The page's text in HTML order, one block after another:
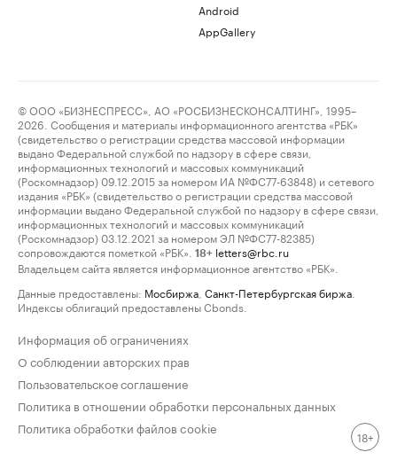
Android
AppGallery
© ООО «БИЗНЕСПРЕСС», АО «РОСБИЗНЕСКОНСАЛТИНГ», 1995–
2026. Сообщения и материалы информационного агентства «РБК»
(свидетельство о регистрации средства массовой информации
выдано Федеральной службой по надзору в сфере связи,
информационных технологий и массовых коммуникаций
(Роскомнадзор) 09.12.2015 за номером ИА №ФС77-63848) и сетевого
издания «РБК» (свидетельство о регистрации средства массовой
информации выдано Федеральной службой по надзору в сфере связи,
информационных технологий и массовых коммуникаций
(Роскомнадзор) 03.12.2021 за номером ЭЛ №ФС77-82385)
сопровождаются пометкой «РБК».
18+ letters@rbc.ru
Владельцем сайта является информационное агентство «РБК».
Данные предоставлены: Мосбиржа Санкт-Петербургская биржа
Индексы облигаций предоставлены Cbonds.
Информация об ограничениях
О соблюдении авторских прав
Пользовательское соглашение
Политика в отношении обработки персональных данных
Политика обработки файлов cookie
18+